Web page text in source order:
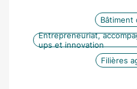
Bâtiment
Entrepreneuriat,
ups et innovation
Filières